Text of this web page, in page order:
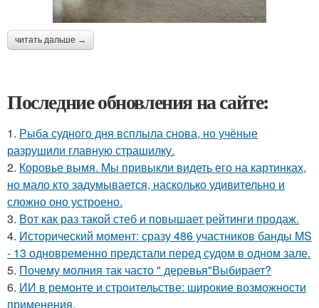
читать дальше →
Последние обновления на сайте:
1. Рыба судного дня всплыла снова, но учёные
разрушили главную страшилку.
2. Коровье вымя. Мы привыкли видеть его на картинках,
но мало кто задумывается, насколько удивительно и
сложно оно устроено.
3. Вот как раз такой стеб и повышает рейтинги продаж.
4. Исторический момент: сразу 486 участников банды MS
- 13 одновременно предстали перед судом в одном зале.
5. Почему молния так часто " деревья"Выбирает?
6. ИИ в ремонте и строительстве: широкие возможности
применения.